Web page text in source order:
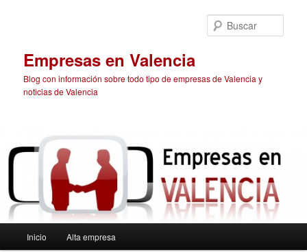
Empresas en Valencia
Blog con información sobre todo tipo de empresas de Valencia y
noticias de Valencia
principal
Inicio Alta empresa